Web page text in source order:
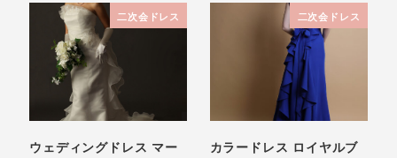
二次会ドレス
ウェディングドレス マー
二次会ドレス
カラードレス ロイヤルブ